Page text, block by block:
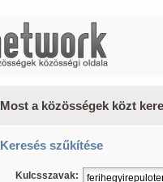
Most a közösségek közt
Keresés szűkítése
Kulcsszavak: